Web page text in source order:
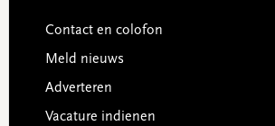
Contact en colofon
Meld nieuws
Adverteren
Vacature indienen